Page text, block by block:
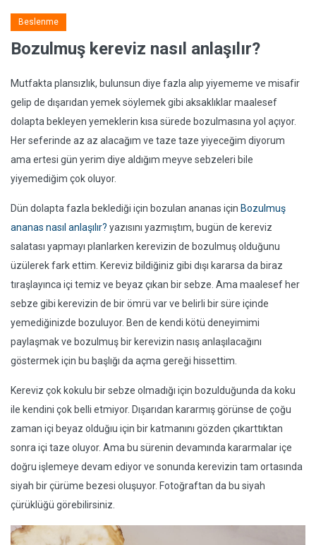
Beslenme
Bozulmuş kereviz nasıl anlaşılır?
Mutfakta plansızlık, bulunsun diye fazla alıp yiyememe ve misafir
gelip de dışarıdan yemek söylemek gibi aksaklıklar maalesef
dolapta bekleyen yemeklerin kısa sürede bozulmasına yol açıyor.
Her seferinde az az alacağım ve taze taze yiyeceğim diyorum
ama ertesi gün yerim diye aldığım meyve sebzeleri bile
yiyemediğim çok oluyor.
Dün dolapta fazla beklediği için bozulan ananas için Bozulmuş
ananas nasıl anlaşılır? yazısını yazmıştım, bugün de kereviz
salatası yapmayı planlarken kerevizin de bozulmuş olduğunu
üzülerek fark ettim. Kereviz bildiğiniz gibi dışı kararsa da biraz
tıraşlayınca içi temiz ve beyaz çıkan bir sebze. Ama maalesef her
sebze gibi kerevizin de bir ömrü var ve belirli bir süre içinde
yemediğinizde bozuluyor. Ben de kendi kötü deneyimimi
paylaşmak ve bozulmuş bir kerevizin nasış anlaşılacağını
göstermek için bu başlığı da açma gereği hissettim.
Kereviz çok kokulu bir sebze olmadığı için bozulduğunda da koku
ile kendini çok belli etmiyor. Dışarıdan kararmış görünse de çoğu
zaman içi beyaz olduğıu için bir katmanını gözden çıkarttıktan
sonra içi taze oluyor. Ama bu sürenin devamında kararmalar içe
doğru işlemeye devam ediyor ve sonunda kerevizin tam ortasında
siyah bir çürüme bezesi oluşuyor. Fotoğraftan da bu siyah
çürüklüğü görebilirsiniz.